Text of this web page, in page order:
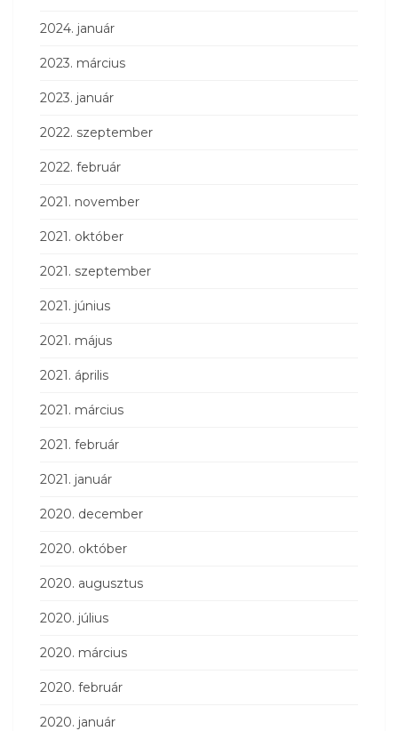
2024. január
2023. március
2023. január
2022. szeptember
2022. február
2021. november
2021. október
2021. szeptember
2021. június
2021. május
2021. április
2021. március
2021. február
2021. január
2020. december
2020. október
2020. augusztus
2020. július
2020. március
2020. február
2020. január